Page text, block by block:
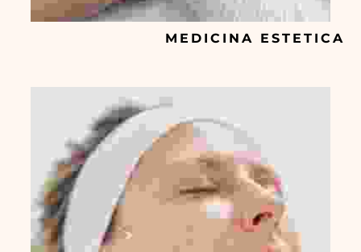
MEDICINA ESTETICA